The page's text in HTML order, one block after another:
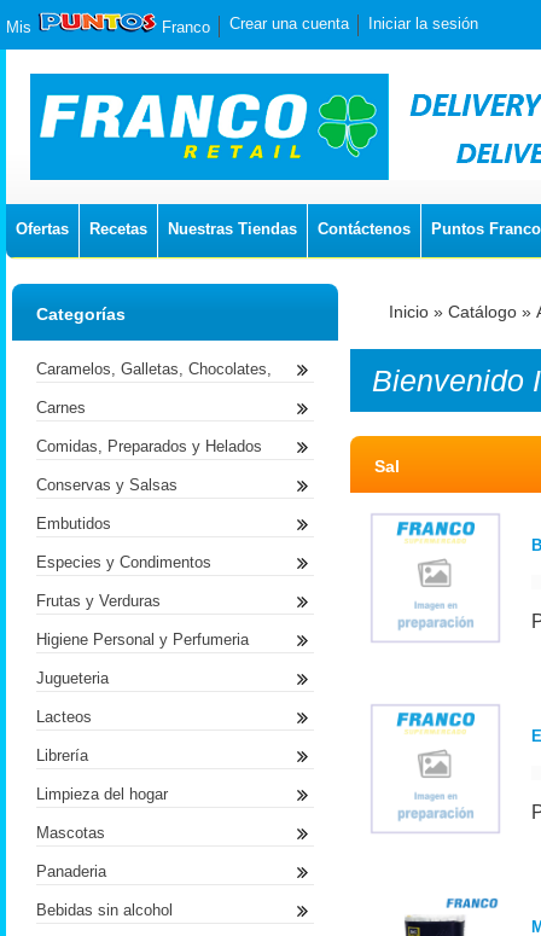
Mis Franco Crear una cuenta Iniciar la sesión
Ofertas Recetas Nuestras Tiendas Contáctenos Puntos Franco
Inicio » Catálogo »
Bienvenido
Sal
Categorías
Caramelos, Galletas, Chocolates,
Carnes
Comidas, Preparados y Helados
Conservas y Salsas
Embutidos
Especies y Condimentos
Frutas y Verduras
Higiene Personal y Perfumeria
Jugueteria
Lacteos
Librería
Limpieza del hogar
Mascotas
Panaderia
Bebidas sin alcohol